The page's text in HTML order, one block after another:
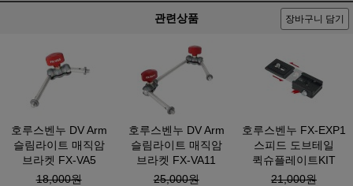
관련상품 장바구니 담기
호루스벤누 DV Arm
슬림라이트 매직암
브라켓 FX-VA5
18,000원
호루스벤누 DV Arm
슬림라이트 매직암
브라켓 FX-VA11
25,000원
호루스벤누 FX-EXP1
스피드 도브테일
퀵슈플레이트KIT
21,000원